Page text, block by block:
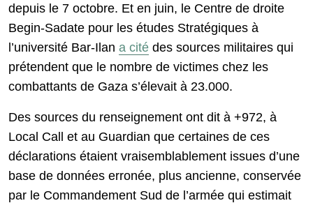
depuis le 7 octobre. Et en juin, le Centre de droite
Begin-Sadate pour les études Stratégiques à
l’université Bar-Ilan a cité des sources militaires qui
prétendent que le nombre de victimes chez les
combattants de Gaza s’élevait à 23.000.
Des sources du renseignement ont dit à +972, à
Local Call et au Guardian que certaines de ces
déclarations étaient vraisemblablement issues d’une
base de données erronée, plus ancienne, conservée
par le Commandement Sud de l’armée qui estimait